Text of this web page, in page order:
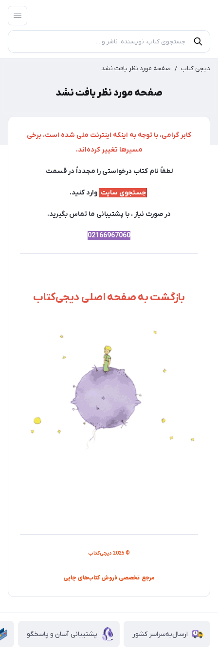
دیجی کتاب / صفحه مورد نظر یافت نشد
صفحه مورد نظر یافت نشد
کابر گرامی، با توجه به اینکه اینترنت ملی شده است، برخی
مسیرها تغییر کرده‌اند.
لطفاً نام کتاب درخواستی را مجدداً در قسمت
جستجوی سایت وارد کنید.
در صورت نیاز ، با پشتیبانی ما تماس بگیرید.
02166967060
بازگشت به صفحه اصلی دیجی‌کتاب
© 2025 دیجی‌کتاب
مرجع تخصصی فروش کتاب‌های چاپی
ارسال‌به‌سراسر کشور پشتیبانی آسان و پاسخگو